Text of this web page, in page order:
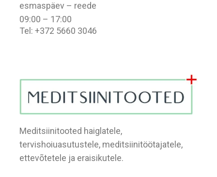
Meditsiinitooted haiglatele,
tervishoiuasutustele, meditsiinitöötajatele,
ettevõtetele ja eraisikutele.
esmaspäev – reede
09:00 – 17:00
Tel: +372 5660 3046